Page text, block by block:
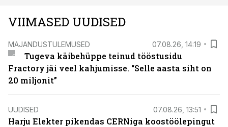
VIIMASED UUDISED
MAJANDUSTULEMUSED 07.08.26, 14:19
Tugeva käibehüppe teinud tööstusidu
Fractory jäi veel kahjumisse. “Selle aasta siht on
20 miljonit”
UUDISED 07.08.26, 13:51
Harju Elekter pikendas CERNiga koostöölepingut